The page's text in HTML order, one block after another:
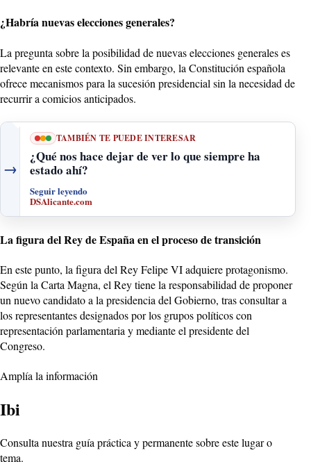
¿Habría nuevas elecciones generales?
La pregunta sobre la posibilidad de nuevas elecciones generales es
relevante en este contexto. Sin embargo, la Constitución española
ofrece mecanismos para la sucesión presidencial sin la necesidad de
recurrir a comicios anticipados.
→
TAMBIÉN TE PUEDE INTERESAR
¿Qué nos hace dejar de ver lo que siempre ha
estado ahí?
Seguir leyendo
DSAlicante.com
La figura del Rey de España en el proceso de transición
En este punto, la figura del Rey Felipe VI adquiere protagonismo.
Según la Carta Magna, el Rey tiene la responsabilidad de proponer
un nuevo candidato a la presidencia del Gobierno, tras consultar a
los representantes designados por los grupos políticos con
representación parlamentaria y mediante el presidente del
Congreso.
Amplía la información
Ibi
Consulta nuestra guía práctica y permanente sobre este lugar o
tema.